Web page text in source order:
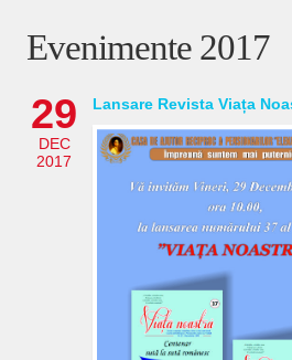
Evenimente 2017
29
DEC
2017
Lansare Revista Viața